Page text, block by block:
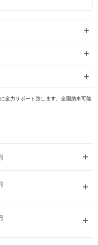
全力サポート致します。全国納車可能